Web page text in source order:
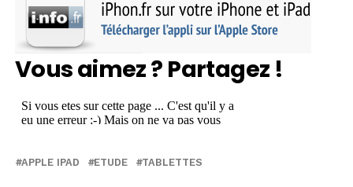
Vous aimez ? Partagez !
APPLE IPAD ETUDE TABLETTES